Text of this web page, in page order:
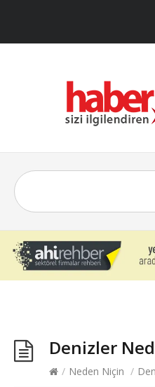
Denizler
/ Neden Niçin /